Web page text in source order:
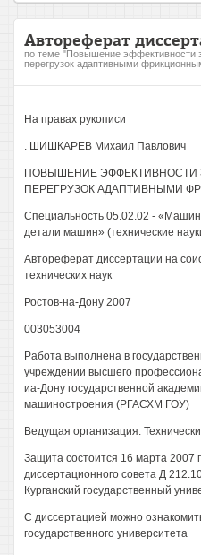
Автореферат
по теме "Повышение эффективности
перегрузок адаптивными
На правах рукописи
. ШИШКАРЕВ Михаил Павлович
ПОВЫШЕНИЕ
ПЕРЕГРУЗОК АДАПТИВНЫМИ
Специальность 05.02.02 -
детали машин» (технические
Автореферат диссертации на
технических наук
Ростов-на-Дону 2007
003053004
Работа выполнена в
учреждении высшего
иа-Дону государственной
машиностроения (РГАСХМ ГОУ)
Ведущая организация:
Защита состоится 16 марта 2007
диссертационного совета Д
Курганский государственный
С диссертацией можно
государственного университета